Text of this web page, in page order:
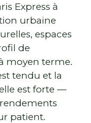
Express à
urbaine
espaces
de
moyen terme.
tendu et la
est forte —
patient.